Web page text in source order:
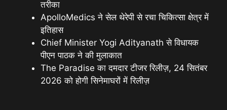
तरीका
ApolloMedics ने सेल थेरेपी से रचा चिकित्सा क्षेत्र में
इतिहास
Chief Minister Yogi Adityanath से विधायक
पीएन पाठक ने की मुलाकात
The Paradise का दमदार टीजर रिलीज़, 24 सितंबर
2026 को होगी सिनेमाघरों में रिलीज़